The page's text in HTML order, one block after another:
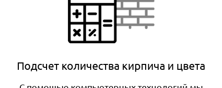
Подсчет количества кирпича и цвета